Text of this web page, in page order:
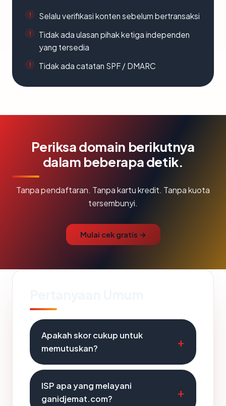
Selalu verifikasi konten sebelum bertransaksi
Tidak ada ulasan pihak ketiga independen
yang tersedia
Tidak ada catatan SPF / DMARC
Periksa domain berikutnya
dalam beberapa detik.
Tanpa pendaftaran. Tanpa kartu kredit. Tanpa kuota
tersembunyi.
Mulai cek gratis →
Apakah skor cukup untuk
memutuskan?
ISP apa yang melayani
ganidjemat.com?